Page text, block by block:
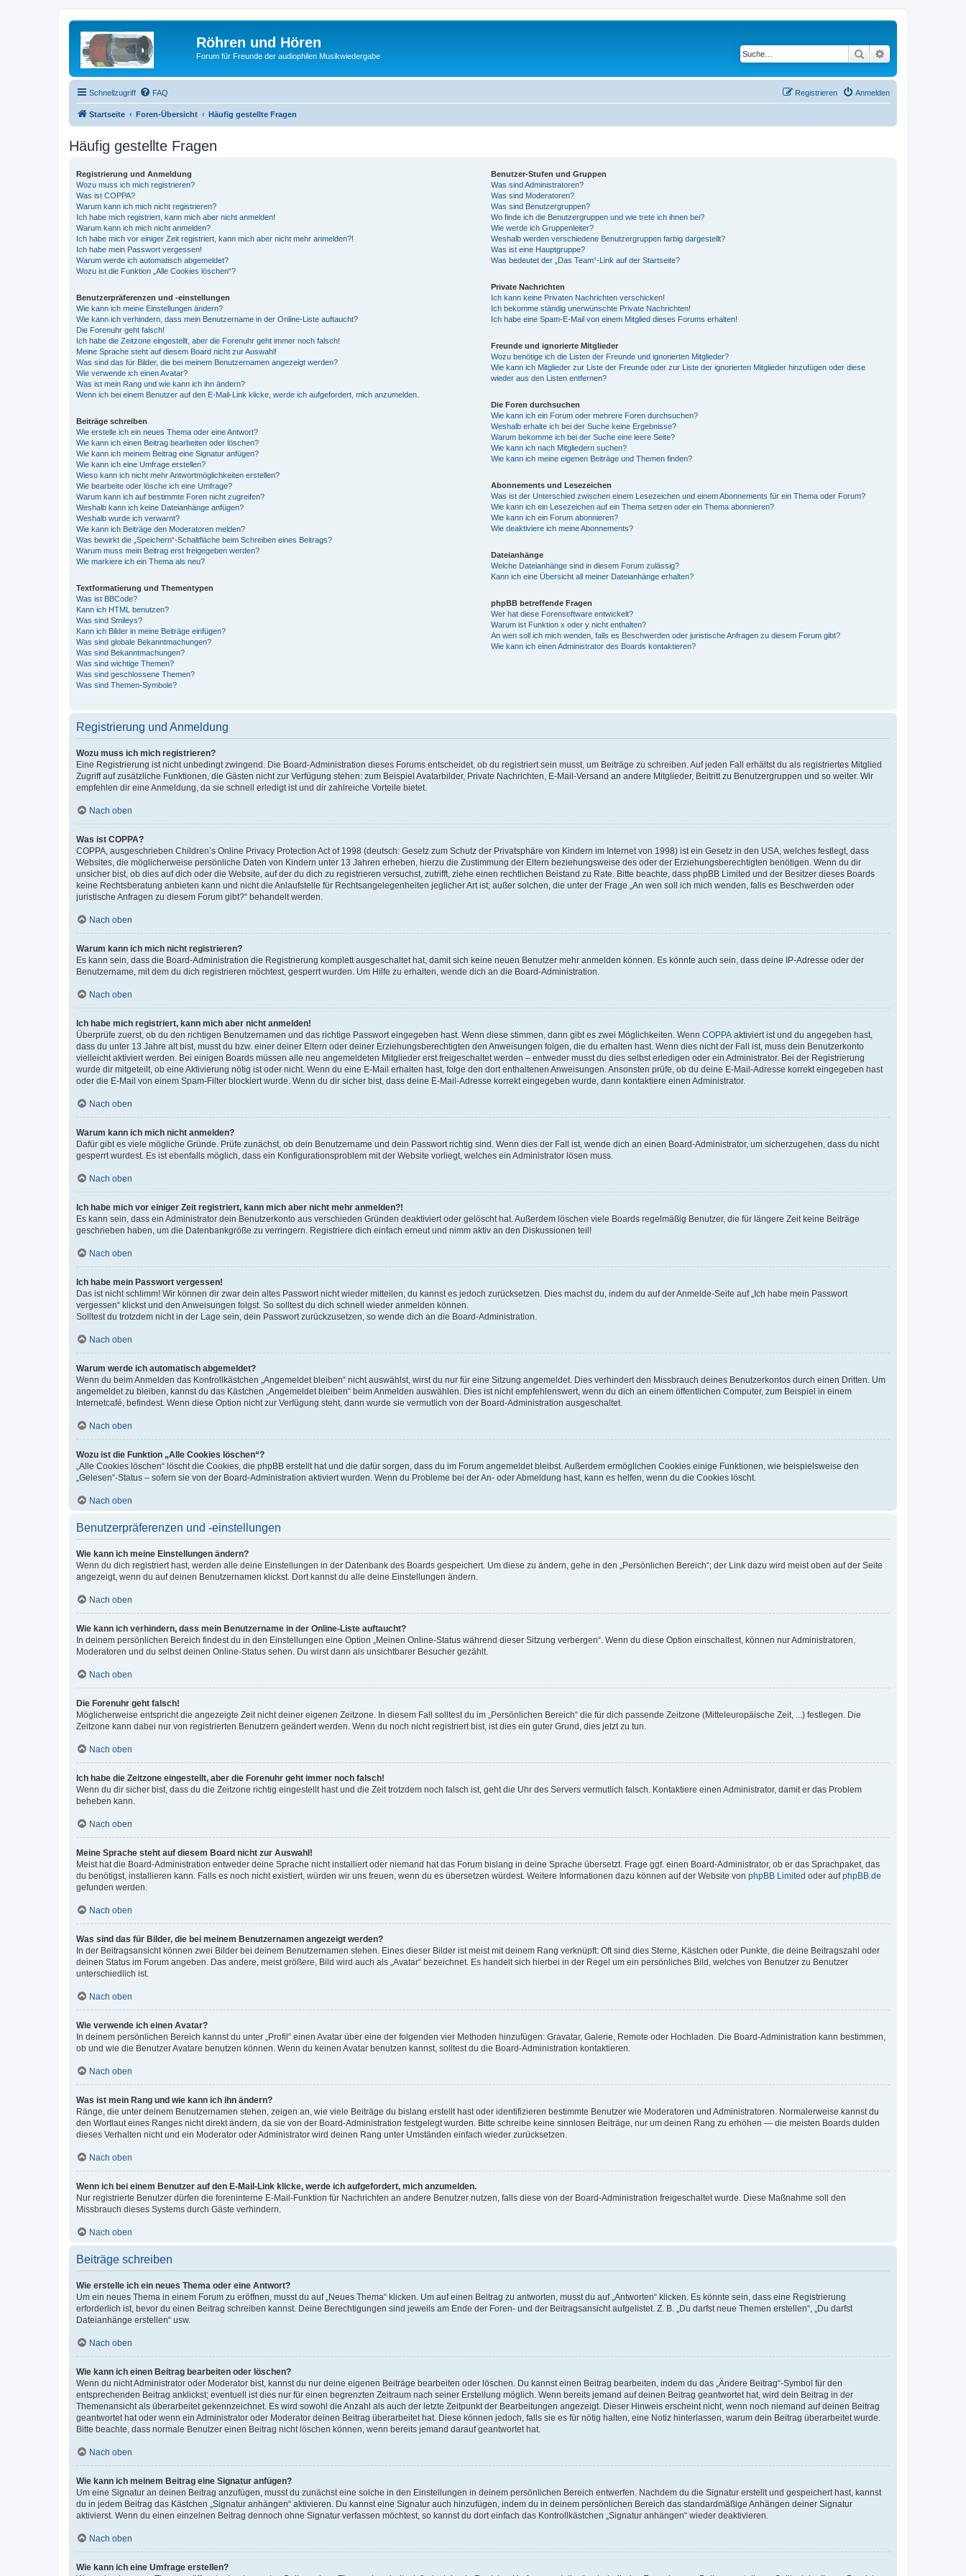
Röhren und Hören
Forum für Freunde der audiophilen Musikwiedergabe Suche
Schnellzugriff FAQ Anmelden
Registrieren
Startseite Foren-Übersicht Häufig gestellte Fragen
Häufig gestellte Fragen
Registrierung und Anmeldung
Wozu muss ich mich registrieren?
Was ist COPPA?
Warum kann ich mich nicht registrieren?
Ich habe mich registriert, kann mich aber nicht anmelden!
Warum kann ich mich nicht anmelden?
Ich habe mich vor einiger Zeit registriert, kann mich aber nicht mehr anmelden?!
Ich habe mein Passwort vergessen!
Warum werde ich automatisch abgemeldet?
Wozu ist die Funktion „Alle Cookies löschen“?
Benutzerpräferenzen und -einstellungen
Wie kann ich meine Einstellungen ändern?
Wie kann ich verhindern, dass mein Benutzername in der Online-Liste auftaucht?
Die Forenuhr geht falsch!
Ich habe die Zeitzone eingestellt, aber die Forenuhr geht immer noch falsch!
Meine Sprache steht auf diesem Board nicht zur Auswahl!
Was sind das für Bilder, die bei meinem Benutzernamen angezeigt werden?
Wie verwende ich einen Avatar?
Was ist mein Rang und wie kann ich ihn ändern?
Wenn ich bei einem Benutzer auf den E-Mail-Link klicke, werde ich aufgefordert, mich anzumelden.
Beiträge schreiben
Wie erstelle ich ein neues Thema oder eine Antwort?
Wie kann ich einen Beitrag bearbeiten oder löschen?
Wie kann ich meinem Beitrag eine Signatur anfügen?
Wie kann ich eine Umfrage erstellen?
Wieso kann ich nicht mehr Antwortmöglichkeiten erstellen?
Wie bearbeite oder lösche ich eine Umfrage?
Warum kann ich auf bestimmte Foren nicht zugreifen?
Weshalb kann ich keine Dateianhänge anfügen?
Weshalb wurde ich verwarnt?
Wie kann ich Beiträge den Moderatoren melden?
Was bewirkt die „Speichern“-Schaltfläche beim Schreiben eines Beitrags?
Warum muss mein Beitrag erst freigegeben werden?
Wie markiere ich ein Thema als neu?
Textformatierung und Thementypen
Was ist BBCode?
Kann ich HTML benutzen?
Was sind Smileys?
Kann ich Bilder in meine Beiträge einfügen?
Was sind globale Bekanntmachungen?
Was sind Bekanntmachungen?
Was sind wichtige Themen?
Was sind geschlossene Themen?
Was sind Themen-Symbole?
Benutzer-Stufen und Gruppen
Was sind Administratoren?
Was sind Moderatoren?
Was sind Benutzergruppen?
Wo finde ich die Benutzergruppen und wie trete ich ihnen bei?
Wie werde ich Gruppenleiter?
Weshalb werden verschiedene Benutzergruppen farbig dargestellt?
Was ist eine Hauptgruppe?
Was bedeutet der „Das Team“-Link auf der Startseite?
Private Nachrichten
Ich kann keine Privaten Nachrichten verschicken!
Ich bekomme ständig unerwünschte Private Nachrichten!
Ich habe eine Spam-E-Mail von einem Mitglied dieses Forums erhalten!
Freunde und ignorierte Mitglieder
Wozu benötige ich die Listen der Freunde und ignorierten Mitglieder?
Wie kann ich Mitglieder zur Liste der Freunde oder zur Liste der ignorierten Mitglieder hinzufügen oder diese
wieder aus den Listen entfernen?
Die Foren durchsuchen
Wie kann ich ein Forum oder mehrere Foren durchsuchen?
Weshalb erhalte ich bei der Suche keine Ergebnisse?
Warum bekomme ich bei der Suche eine leere Seite?
Wie kann ich nach Mitgliedern suchen?
Wie kann ich meine eigenen Beiträge und Themen finden?
Abonnements und Lesezeichen
Was ist der Unterschied zwischen einem Lesezeichen und einem Abonnements für ein Thema oder Forum?
Wie kann ich ein Lesezeichen auf ein Thema setzen oder ein Thema abonnieren?
Wie kann ich ein Forum abonnieren?
Wie deaktiviere ich meine Abonnements?
Dateianhänge
Welche Dateianhänge sind in diesem Forum zulässig?
Kann ich eine Übersicht all meiner Dateianhänge erhalten?
phpBB betreffende Fragen
Wer hat diese Forensoftware entwickelt?
Warum ist Funktion x oder y nicht enthalten?
An wen soll ich mich wenden, falls es Beschwerden oder juristische Anfragen zu diesem Forum gibt?
Wie kann ich einen Administrator des Boards kontaktieren?
Registrierung und Anmeldung
Wozu muss ich mich registrieren?
Eine Registrierung ist nicht unbedingt zwingend. Die Board-Administration dieses Forums entscheidet, ob du registriert sein musst, um Beiträge zu schreiben. Auf jeden Fall erhältst du als registriertes Mitglied
Zugriff auf zusätzliche Funktionen, die Gästen nicht zur Verfügung stehen: zum Beispiel Avatarbilder, Private Nachrichten, E-Mail-Versand an andere Mitglieder, Beitritt zu Benutzergruppen und so weiter. Wir
empfehlen dir eine Anmeldung, da sie schnell erledigt ist und dir zahlreiche Vorteile bietet.
Nach oben
Was ist COPPA?
COPPA, ausgeschrieben Children’s Online Privacy Protection Act of 1998 (deutsch: Gesetz zum Schutz der Privatsphäre von Kindern im Internet von 1998) ist ein Gesetz in den USA, welches festlegt, dass
Websites, die möglicherweise persönliche Daten von Kindern unter 13 Jahren erheben, hierzu die Zustimmung der Eltern beziehungsweise des oder der Erziehungsberechtigten benötigen. Wenn du dir
unsicher bist, ob dies auf dich oder die Website, auf der du dich zu registrieren versuchst, zutrifft, ziehe einen rechtlichen Beistand zu Rate. Bitte beachte, dass phpBB Limited und der Besitzer dieses Boards
keine Rechtsberatung anbieten kann und nicht die Anlaufstelle für Rechtsangelegenheiten jeglicher Art ist; außer solchen, die unter der Frage „An wen soll ich mich wenden, falls es Beschwerden oder
juristische Anfragen zu diesem Forum gibt?“ behandelt werden.
Nach oben
Warum kann ich mich nicht registrieren?
Es kann sein, dass die Board-Administration die Registrierung komplett ausgeschaltet hat, damit sich keine neuen Benutzer mehr anmelden können. Es könnte auch sein, dass deine IP-Adresse oder der
Benutzername, mit dem du dich registrieren möchtest, gesperrt wurden. Um Hilfe zu erhalten, wende dich an die Board-Administration.
Nach oben
Ich habe mich registriert, kann mich aber nicht anmelden!
Überprüfe zuerst, ob du den richtigen Benutzernamen und das richtige Passwort eingegeben hast. Wenn diese stimmen, dann gibt es zwei Möglichkeiten. Wenn COPPA aktiviert ist und du angegeben hast,
dass du unter 13 Jahre alt bist, musst du bzw. einer deiner Eltern oder deiner Erziehungsberechtigten den Anweisungen folgen, die du erhalten hast. Wenn dies nicht der Fall ist, muss dein Benutzerkonto
vielleicht aktiviert werden. Bei einigen Boards müssen alle neu angemeldeten Mitglieder erst freigeschaltet werden – entweder musst du dies selbst erledigen oder ein Administrator. Bei der Registrierung
wurde dir mitgeteilt, ob eine Aktivierung nötig ist oder nicht. Wenn du eine E-Mail erhalten hast, folge den dort enthaltenen Anweisungen. Ansonsten prüfe, ob du deine E-Mail-Adresse korrekt eingegeben hast
oder die E-Mail von einem Spam-Filter blockiert wurde. Wenn du dir sicher bist, dass deine E-Mail-Adresse korrekt eingegeben wurde, dann kontaktiere einen Administrator.
Nach oben
Warum kann ich mich nicht anmelden?
Dafür gibt es viele mögliche Gründe. Prüfe zunächst, ob dein Benutzername und dein Passwort richtig sind. Wenn dies der Fall ist, wende dich an einen Board-Administrator, um sicherzugehen, dass du nicht
gesperrt wurdest. Es ist ebenfalls möglich, dass ein Konfigurationsproblem mit der Website vorliegt, welches ein Administrator lösen muss.
Nach oben
Ich habe mich vor einiger Zeit registriert, kann mich aber nicht mehr anmelden?!
Es kann sein, dass ein Administrator dein Benutzerkonto aus verschieden Gründen deaktiviert oder gelöscht hat. Außerdem löschen viele Boards regelmäßig Benutzer, die für längere Zeit keine Beiträge
geschrieben haben, um die Datenbankgröße zu verringern. Registriere dich einfach erneut und nimm aktiv an den Diskussionen teil!
Nach oben
Ich habe mein Passwort vergessen!
Das ist nicht schlimm! Wir können dir zwar dein altes Passwort nicht wieder mitteilen, du kannst es jedoch zurücksetzen. Dies machst du, indem du auf der Anmelde-Seite auf „Ich habe mein Passwort
vergessen“ klickst und den Anweisungen folgst. So solltest du dich schnell wieder anmelden können.
Solltest du trotzdem nicht in der Lage sein, dein Passwort zurückzusetzen, so wende dich an die Board-Administration.
Nach oben
Warum werde ich automatisch abgemeldet?
Wenn du beim Anmelden das Kontrollkästchen „Angemeldet bleiben“ nicht auswählst, wirst du nur für eine Sitzung angemeldet. Dies verhindert den Missbrauch deines Benutzerkontos durch einen Dritten. Um
angemeldet zu bleiben, kannst du das Kästchen „Angemeldet bleiben“ beim Anmelden auswählen. Dies ist nicht empfehlenswert, wenn du dich an einem öffentlichen Computer, zum Beispiel in einem
Internetcafé, befindest. Wenn diese Option nicht zur Verfügung steht, dann wurde sie vermutlich von der Board-Administration ausgeschaltet.
Nach oben
Wozu ist die Funktion „Alle Cookies löschen“?
„Alle Cookies löschen“ löscht die Cookies, die phpBB erstellt hat und die dafür sorgen, dass du im Forum angemeldet bleibst. Außerdem ermöglichen Cookies einige Funktionen, wie beispielsweise den
„Gelesen“-Status – sofern sie von der Board-Administration aktiviert wurden. Wenn du Probleme bei der An- oder Abmeldung hast, kann es helfen, wenn du die Cookies löscht.
Nach oben
Benutzerpräferenzen und -einstellungen
Wie kann ich meine Einstellungen ändern?
Wenn du dich registriert hast, werden alle deine Einstellungen in der Datenbank des Boards gespeichert. Um diese zu ändern, gehe in den „Persönlichen Bereich“; der Link dazu wird meist oben auf der Seite
angezeigt, wenn du auf deinen Benutzernamen klickst. Dort kannst du alle deine Einstellungen ändern.
Nach oben
Wie kann ich verhindern, dass mein Benutzername in der Online-Liste auftaucht?
In deinem persönlichen Bereich findest du in den Einstellungen eine Option „Meinen Online-Status während dieser Sitzung verbergen“. Wenn du diese Option einschaltest, können nur Administratoren,
Moderatoren und du selbst deinen Online-Status sehen. Du wirst dann als unsichtbarer Besucher gezählt.
Nach oben
Die Forenuhr geht falsch!
Möglicherweise entspricht die angezeigte Zeit nicht deiner eigenen Zeitzone. In diesem Fall solltest du im „Persönlichen Bereich“ die für dich passende Zeitzone (Mitteleuropäische Zeit, ...) festlegen. Die
Zeitzone kann dabei nur von registrierten Benutzern geändert werden. Wenn du noch nicht registriert bist, ist dies ein guter Grund, dies jetzt zu tun.
Nach oben
Ich habe die Zeitzone eingestellt, aber die Forenuhr geht immer noch falsch!
Wenn du dir sicher bist, dass du die Zeitzone richtig eingestellt hast und die Zeit trotzdem noch falsch ist, geht die Uhr des Servers vermutlich falsch. Kontaktiere einen Administrator, damit er das Problem
beheben kann.
Nach oben
Meine Sprache steht auf diesem Board nicht zur Auswahl!
Meist hat die Board-Administration entweder deine Sprache nicht installiert oder niemand hat das Forum bislang in deine Sprache übersetzt. Frage ggf. einen Board-Administrator, ob er das Sprachpaket, das
du benötigst, installieren kann. Falls es noch nicht existiert, würden wir uns freuen, wenn du es übersetzen würdest. Weitere Informationen dazu können auf der Website von phpBB Limited oder aufphpBB.de
gefunden werden.
Nach oben
Was sind das für Bilder, die bei meinem Benutzernamen angezeigt werden?
In der Beitragsansicht können zwei Bilder bei deinem Benutzernamen stehen. Eines dieser Bilder ist meist mit deinem Rang verknüpft: Oft sind dies Sterne, Kästchen oder Punkte, die deine Beitragszahl oder
deinen Status im Forum angeben. Das andere, meist größere, Bild wird auch als „Avatar“ bezeichnet. Es handelt sich hierbei in der Regel um ein persönliches Bild, welches von Benutzer zu Benutzer
unterschiedlich ist.
Nach oben
Wie verwende ich einen Avatar?
In deinem persönlichen Bereich kannst du unter „Profil“ einen Avatar über eine der folgenden vier Methoden hinzufügen: Gravatar, Galerie, Remote oder Hochladen. Die Board-Administration kann bestimmen,
ob und wie die Benutzer Avatare benutzen können. Wenn du keinen Avatar benutzen kannst, solltest du die Board-Administration kontaktieren.
Nach oben
Was ist mein Rang und wie kann ich ihn ändern?
Ränge, die unter deinem Benutzernamen stehen, zeigen an, wie viele Beiträge du bislang erstellt hast oder identifizieren bestimmte Benutzer wie Moderatoren und Administratoren. Normalerweise kannst du
den Wortlaut eines Ranges nicht direkt ändern, da sie von der Board-Administration festgelegt wurden. Bitte schreibe keine sinnlosen Beiträge, nur um deinen Rang zu erhöhen — die meisten Boards dulden
dieses Verhalten nicht und ein Moderator oder Administrator wird deinen Rang unter Umständen einfach wieder zurücksetzen.
Nach oben
Wenn ich bei einem Benutzer auf den E-Mail-Link klicke, werde ich aufgefordert, mich anzumelden.
Nur registrierte Benutzer dürfen die foreninterne E-Mail-Funktion für Nachrichten an andere Benutzer nutzen, falls diese von der Board-Administration freigeschaltet wurde. Diese Maßnahme soll den
Missbrauch dieses Systems durch Gäste verhindern.
Nach oben
Beiträge schreiben
Wie erstelle ich ein neues Thema oder eine Antwort?
Um ein neues Thema in einem Forum zu eröffnen, musst du auf „Neues Thema“ klicken. Um auf einen Beitrag zu antworten, musst du auf „Antworten“ klicken. Es könnte sein, dass eine Registrierung
erforderlich ist, bevor du einen Beitrag schreiben kannst. Deine Berechtigungen sind jeweils am Ende der Foren- und der Beitragsansicht aufgelistet. Z. B. „Du darfst neue Themen erstellen“, „Du darfst
Dateianhänge erstellen“ usw.
Nach oben
Wie kann ich einen Beitrag bearbeiten oder löschen?
Wenn du nicht Administrator oder Moderator bist, kannst du nur deine eigenen Beiträge bearbeiten oder löschen. Du kannst einen Beitrag bearbeiten, indem du das „Ändere Beitrag“-Symbol für den
entsprechenden Beitrag anklickst; eventuell ist dies nur für einen begrenzten Zeitraum nach seiner Erstellung möglich. Wenn bereits jemand auf deinen Beitrag geantwortet hat, wird dein Beitrag in der
Themenansicht als überarbeitet gekennzeichnet. Es wird sowohl die Anzahl als auch der letzte Zeitpunkt der Bearbeitungen angezeigt. Dieser Hinweis erscheint nicht, wenn noch niemand auf deinen Beitrag
geantwortet hat oder wenn ein Administrator oder Moderator deinen Beitrag überarbeitet hat. Diese können jedoch, falls sie es für nötig halten, eine Notiz hinterlassen, warum dein Beitrag überarbeitet wurde.
Bitte beachte, dass normale Benutzer einen Beitrag nicht löschen können, wenn bereits jemand darauf geantwortet hat.
Nach oben
Wie kann ich meinem Beitrag eine Signatur anfügen?
Um eine Signatur an deinen Beitrag anzufügen, musst du zunächst eine solche in den Einstellungen in deinem persönlichen Bereich entwerfen. Nachdem du die Signatur erstellt und gespeichert hast, kannst
du in jedem Beitrag das Kästchen „Signatur anhängen“ aktivieren. Du kannst eine Signatur auch hinzufügen, indem du in deinem persönlichen Bereich das standardmäßige Anhängen deiner Signatur
aktivierst. Wenn du einen einzelnen Beitrag dennoch ohne Signatur verfassen möchtest, so kannst du dort einfach das Kontrollkästchen „Signatur anhängen“ wieder deaktivieren.
Nach oben
Wie kann ich eine Umfrage erstellen?